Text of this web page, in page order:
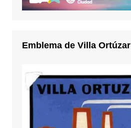
Emblema de Villa Ortúzar